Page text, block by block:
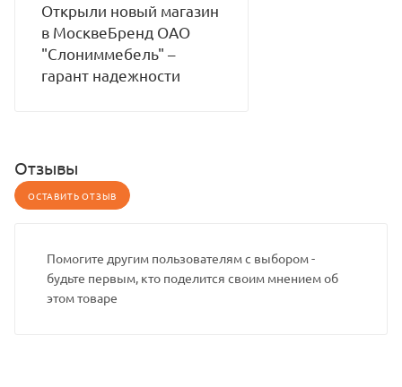
Открыли новый магазин
в МосквеБренд ОАО
"Слониммебель" –
гарант надежности
Отзывы
ОСТАВИТЬ ОТЗЫВ
Помогите другим пользователям с выбором -
будьте первым, кто поделится своим мнением об
этом товаре